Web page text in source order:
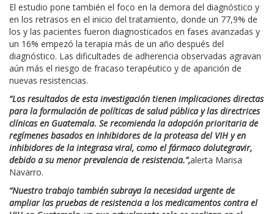
El estudio pone también el foco en la demora del diagnóstico y
en los retrasos en el inicio del tratamiento, donde un 77,9% de
los y las pacientes fueron diagnosticados en fases avanzadas y
un 16% empezó la terapia más de un año después del
diagnóstico. Las dificultades de adherencia observadas agravan
aún más el riesgo de fracaso terapéutico y de aparición de
nuevas resistencias.
“Los resultados de esta investigación tienen implicaciones directas
para la formulación de políticas de salud pública y las directrices
clínicas en Guatemala. Se recomienda la adopción prioritaria de
regímenes basados en inhibidores de la proteasa del VIH y en
inhibidores de la integrasa viral, como el fármaco dolutegravir,
debido a su menor prevalencia de resistencia.”,alerta Marisa
Navarro.
“Nuestro trabajo también subraya la necesidad urgente de
ampliar las pruebas de resistencia a los medicamentos contra el